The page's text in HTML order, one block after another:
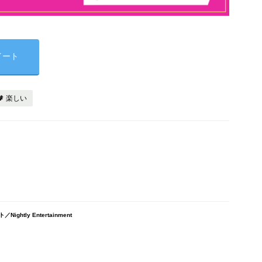
ト
楽しい
／Nightly Entertainment